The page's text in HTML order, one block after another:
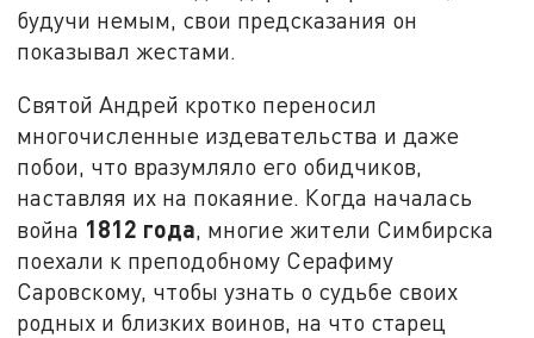
будучи немым, свои предсказания он
показывал жестами.
Святой Андрей кротко переносил
многочисленные издевательства и даже
побои, что вразумляло его обидчиков,
наставляя их на покаяние. Когда началась
война 1812 года, многие жители Симбирска
поехали к преподобному Серафиму
Саровскому, чтобы узнать о судьбе своих
родных и близких воинов, на что старец